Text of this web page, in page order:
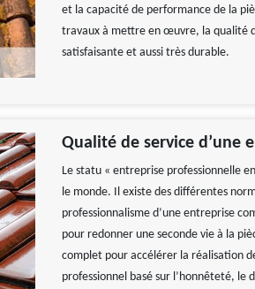
et la capacité de performance de la
travaux à mettre en œuvre, la qualité
satisfaisante et aussi très durable.
Qualité de service d’une
Le statu « entreprise professionnelle
le monde. Il existe des différentes
professionnalisme d’une entreprise
pour redonner une seconde vie à la
complet pour accélérer la réalisation
professionnel basé sur l’honnêteté,